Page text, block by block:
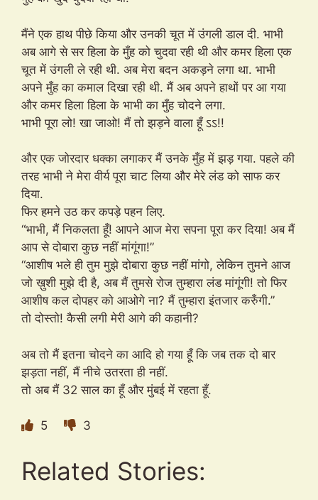
मैंने एक हाथ पीछे किया और उनकी चूत में उंगली डाल दी. भाभी
अब आगे से सर हिला के मुँह को चुदवा रही थी और कमर हिला एक
चूत में उंगली ले रही थी. अब मेरा बदन अकड़ने लगा था. भाभी
अपने मुँह का कमाल दिखा रही थी. मैं अब अपने हाथों पर आ गया
और कमर हिला हिला के भाभी का मुँह चोदने लगा.
भाभी पूरा लो! खा जाओ! मैं तो झड़ने वाला हूँ ऽऽ!!
और एक जोरदार धक्का लगाकर मैं उनके मुँह में झड़ गया. पहले की
तरह भाभी ने मेरा वीर्य पूरा चाट लिया और मेरे लंड को साफ कर
दिया.
फिर हमने उठ कर कपड़े पहन लिए.
“भाभी, मैं निकलता हूँ! आपने आज मेरा सपना पूरा कर दिया! अब मैं
आप से दोबारा कुछ नहीं मांगूंगा!”
“आशीष भले ही तुम मुझे दोबारा कुछ नहीं मांगो, लेकिन तुमने आज
जो ख़ुशी मुझे दी है, अब मैं तुमसे रोज तुम्हारा लंड मांगूंगी! तो फिर
आशीष कल दोपहर को आओगे ना? मैं तुम्हारा इंतजार करुँगी.”
तो दोस्तो! कैसी लगी मेरी आगे की कहानी?
अब तो मैं इतना चोदने का आदि हो गया हूँ कि जब तक दो बार
झड़ता नहीं, मैं नीचे उतरता ही नहीं.
तो अब मैं 32 साल का हूँ और मुंबई में रहता हूँ.
5 3
Related Stories: